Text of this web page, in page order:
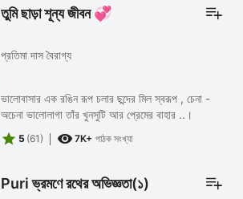
তুমি ছাড়া শূন্য জীবন 💞
প্রতিমা দাস বৈরাগ্য
ভালোবাসার এক রঙিন রূপ চলার ছন্দের মিল স্বরূপ , চেনা -
অচেনা ভালোলাগা তাঁর খুনসুটি আর প্রেমের বাহার ..।
 5 (61)  7K+ পাঠক সংখ্যা
Puri ভ্রমণে রথের অভিজ্ঞতা(১)